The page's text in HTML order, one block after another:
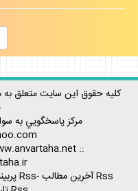
كليه حقوق اين سايت متعلق به
مركز پاسخگويي به
::
Rss آخرين مطالب
-Rss پربيننده ترينها